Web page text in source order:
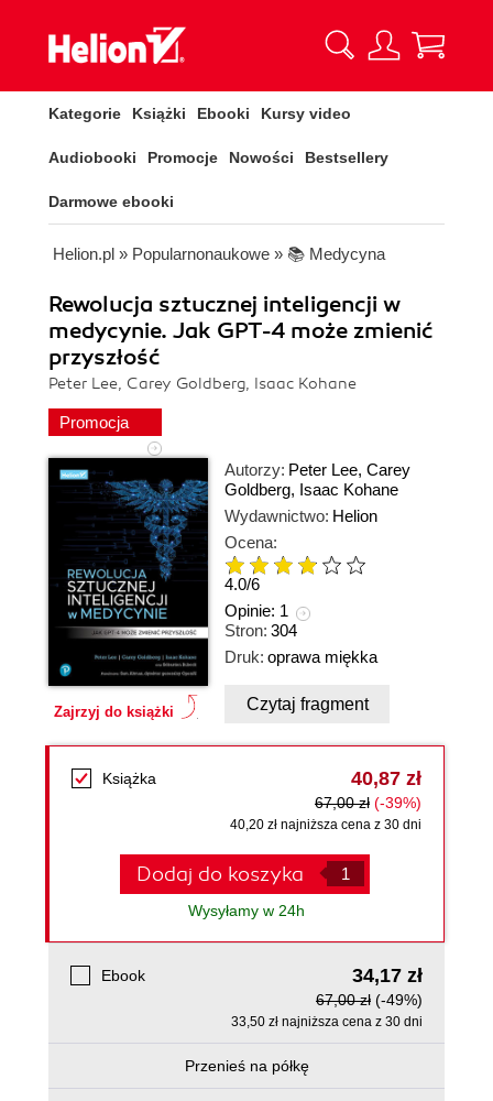
Kategorie Książki Ebooki Kursy video
Audiobooki Promocje Nowości Bestsellery
Darmowe ebooki
Helion.pl » Popularnonaukowe » 📚 Medycyna
Rewolucja sztucznej inteligencji w
medycynie. Jak GPT-4 może zmienić
przyszłość
Peter Lee, Carey Goldberg, Isaac Kohane
Promocja
Zajrzyj do książki
Autorzy: Peter Lee, Carey
Goldberg, Isaac Kohane
Wydawnictwo: Helion
Ocena:
4.0/6
Opinie: 1
Stron: 304
Druk: oprawa miękka
Czytaj fragment
Książka 40,87 zł
67,00 zł (-39%)
40,20 zł najniższa cena z 30 dni
Dodaj do koszyka
Wysyłamy w 24h
Ebook 34,17 zł
67,00 zł (-49%)
33,50 zł najniższa cena z 30 dni
Przenieś na półkę